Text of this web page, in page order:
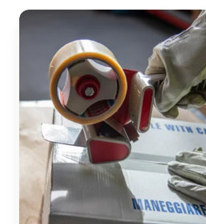
Lähetys-
pakkauspalvelut